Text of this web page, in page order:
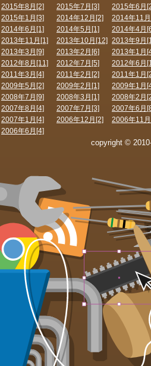
2015年8月[2] 2015年7月[3]
2015年6月
2015年1月[3] 2014年12月[2]
2014年11
2014年6月[1] 2014年5月[1]
2014年4月
2013年11月[1] 2013年10月[12] 2013年9月
2013年3月[9] 2013年2月[6]
2013年1月
2012年8月[11] 2012年7月[5]
2012年6月
2011年3月[4] 2011年2月[2]
2011年1月
2009年5月[2] 2009年2月[1]
2009年1月
2008年7月[9] 2008年3月[1]
2008年2月
2007年8月[4] 2007年7月[3]
2007年6月
2007年1月[4] 2006年12月[2]
2006年11
2006年6月[4]
copyright ©